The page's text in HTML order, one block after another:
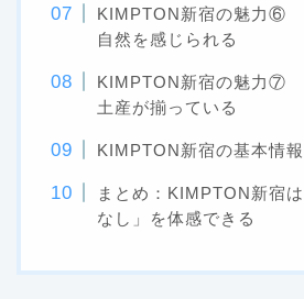
KIMPTON新宿の魅力⑥
自然を感じられる
KIMPTON新宿の魅力⑦
土産が揃っている
KIMPTON新宿の基本情報
まとめ：KIMPTON新宿
なし」を体感できる